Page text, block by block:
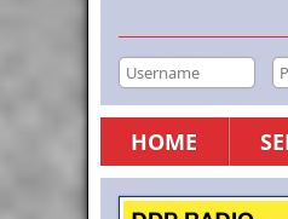
HOME